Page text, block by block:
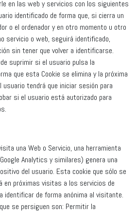
en las web y servicios con los siguientes
identificado de forma que, si cierra un
o el ordenador y en otro momento u otro
servicio o web, seguirá identificado,
sin tener que volver a identificarse.
suprimir si el usuario pulsa la
que esta Cookie se elimina y la próxima
usuario tendrá que iniciar sesión para
si el usuario está autorizado para
una Web o Servicio, una herramienta
Analytics y similares) genera una
del usuario. Esta cookie que sólo se
en próximas visitas a los servicios de
identificar de forma anónima al visitante.
se persiguen son: Permitir la